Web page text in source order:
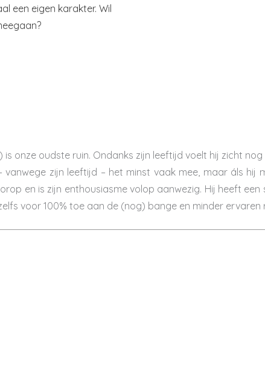
een eigen karakter. Wil
is onze oudste ruin. Ondanks zijn leeftijd voelt hij zicht
vanwege zijn leeftijd – het minst vaak mee, maar áls hij
en is zijn enthousiasme volop aanwezig. Hij heeft
voor 100% toe aan de (nog) bange en minder ervaren